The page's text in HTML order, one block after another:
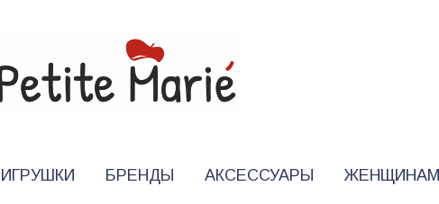
ИГРУШКИ БРЕНДЫ АКСЕССУАРЫ ЖЕНЩИНАМ